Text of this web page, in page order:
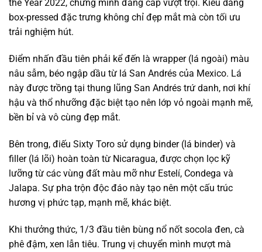
the Year 2022, chứng minh đẳng cấp vượt trội. Kiểu dáng
box-pressed đặc trưng không chỉ đẹp mắt mà còn tối ưu
trải nghiệm hút.
Điểm nhấn đầu tiên phải kể đến là wrapper (lá ngoài) màu
nâu sẫm, béo ngập dầu từ lá San Andrés của Mexico. Lá
này được trồng tại thung lũng San Andrés trứ danh, nơi khí
hậu và thổ nhưỡng đặc biệt tạo nên lớp vỏ ngoài mạnh mẽ,
bền bỉ và vô cùng đẹp mắt.
Bên trong, điếu Sixty Toro sử dụng binder (lá binder) và
filler (lá lõi) hoàn toàn từ Nicaragua, được chọn lọc kỹ
lưỡng từ các vùng đất màu mỡ như Estelí, Condega và
Jalapa. Sự pha trộn độc đáo này tạo nên một cấu trúc
hương vị phức tạp, mạnh mẽ, khác biệt.
Khi thưởng thức, 1/3 đầu tiên bùng nổ nốt socola đen, cà
phê đậm, xen lẫn tiêu. Trung vị chuyển mình mượt mà